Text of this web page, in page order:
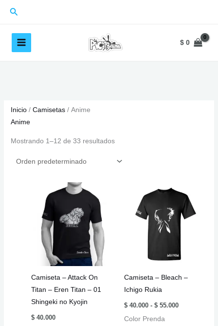
Buscar
$ 0
Inicio/ Camisetas/ Anime
Anime
Mostrando 1–12 de 33 resultados
Camiseta – Attack On
Titan – Eren Titan – 01
Shingeki no Kyojin
$40.000
Camiseta – Bleach –
Ichigo Rukia
$ 40.000 - $ 55.000Rango
Color Prenda